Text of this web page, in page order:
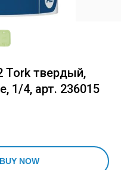
Tork твердый,
1/4, арт. 236015
BUY NOW